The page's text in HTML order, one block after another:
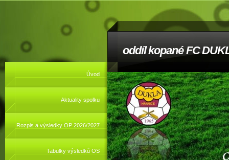
oddíl kopané FC
Úvod
Aktuality spolku
Rozpis a výsledky OP 2026/2027
Tabulky výsledků OS